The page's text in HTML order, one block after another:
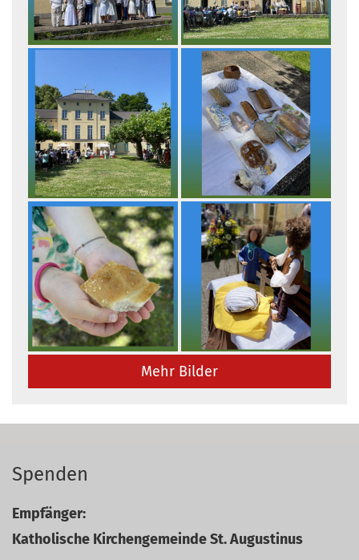
Mehr Bilder
Spenden
Empfänger:
Katholische Kirchengemeinde St. Augustinus